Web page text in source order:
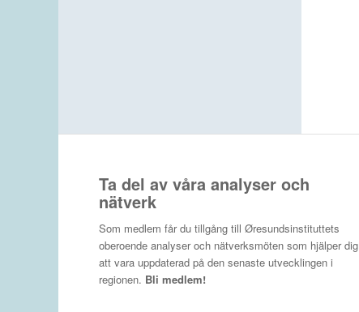
Ta del av våra analyser och
nätverk
Som medlem får du tillgång till Øresundsinstituttets
oberoende analyser och nätverksmöten som hjälper dig
att vara uppdaterad på den senaste utvecklingen i
regionen. Bli medlem!